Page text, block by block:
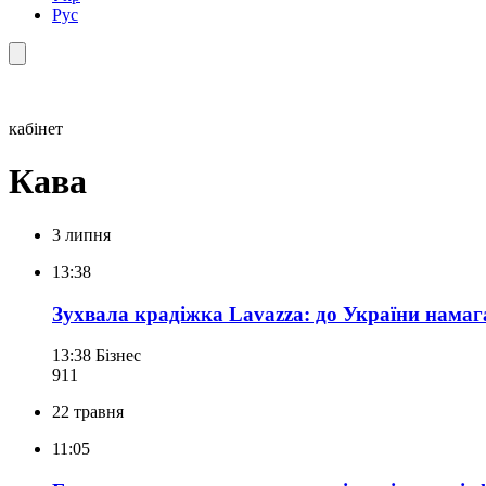
Рус
кабінет
Кава
3 липня
13:38
Зухвала крадіжка Lavazza: до України
13:38 Бізнес
911
22 травня
11:05